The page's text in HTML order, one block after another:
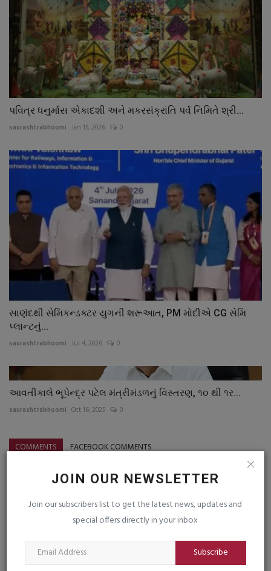
JOIN OUR NEWSLETTER
Join our subscribers list to get the latest news, updates and
special offers directly in your inbox
Subscribe
પવિત્ર ધનુર્માસ એકાદશી અને મકરસંક્રાંતિ પર્વ નિમિતે શ્રી...
saurashtrabhoomi Jan 15, 2026 0
સાણંદથી સેમિકન્ડક્ટર યુગની શરૂઆત, PM મોદીએ CG સેમિ
પ્લાન્ટનું...
saurashtrabhoomi Jul 4, 2026 0
આવતીકાલે ભૂપેન્દ્ર પટેલ મંત્રીમંડળનું વિસ્તરણ, ૧૦ થી ૧ર...
saurashtrabhoomi Oct 16, 2025 0
COMMENTS FACEBOOK COMMENTS